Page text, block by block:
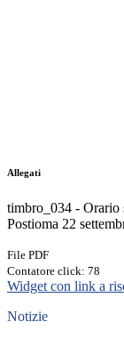
Allegati
timbro_034 - Orario
Postioma 22
File PDF
Contatore click: 78
Widget con link a
Notizie